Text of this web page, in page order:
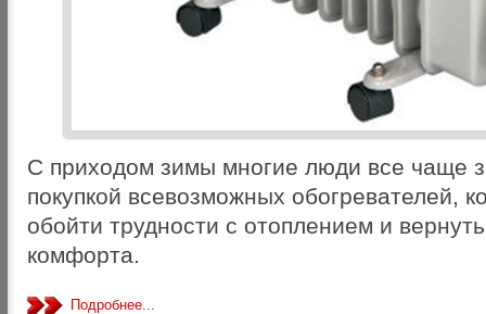
С приходом зимы многие люди все чаще
покупкой всевозможных обогревателей,
обойти трудности с отоплением и
комфорта.
Подробнее...